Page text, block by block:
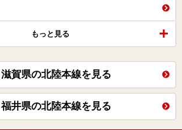
もっと見る
滋賀県の北陸本線を見る
福井県の北陸本線を見る